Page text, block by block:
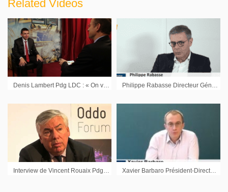
Related Videos
Denis Lambert Pdg LDC : « On vient de faire deux opérations significatives » Philippe Rabasse Directeur Général Aubay : « Nous sommes très confiants sur la fin d’année »